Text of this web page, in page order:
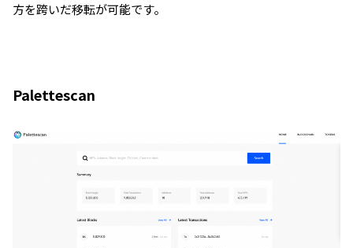
方を跨いだ移転が可能です。
Palettescan